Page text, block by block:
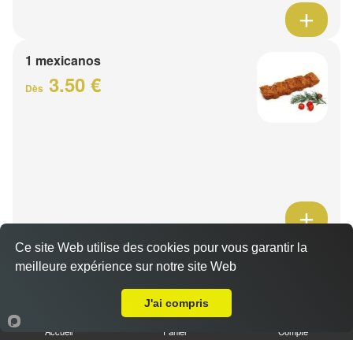
1 mexicanos
Dès 3.50 €
Barquette de viande
Accueil Panier Compte
Ce site Web utilise des cookies pour vous garantir la
meilleure expérience sur notre site Web
J'ai compris